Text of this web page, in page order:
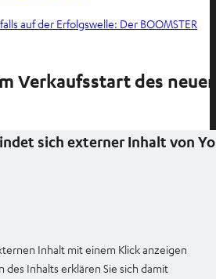
auf der Erfolgswelle: Der BOOMSTER
Verkaufsstart des
sich externer Inhalt von
Inhalt mit einem Klick anzeigen
des Inhalts erklären Sie sich damit